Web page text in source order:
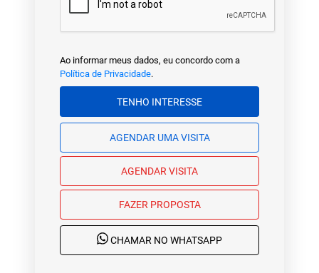
Ao informar meus dados, eu concordo com a
Política de Privacidade.
TENHO INTERESSE
AGENDAR UMA VISITA
AGENDAR VISITA
FAZER PROPOSTA
CHAMAR NO WHATSAPP